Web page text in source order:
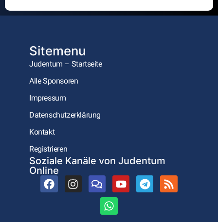
Alternative:
Sitemenu
Judentum – Startseite
Alle Sponsoren
Impressum
Datenschutzerklärung
Kontakt
Registrieren
Soziale Kanäle von Judentum
Online